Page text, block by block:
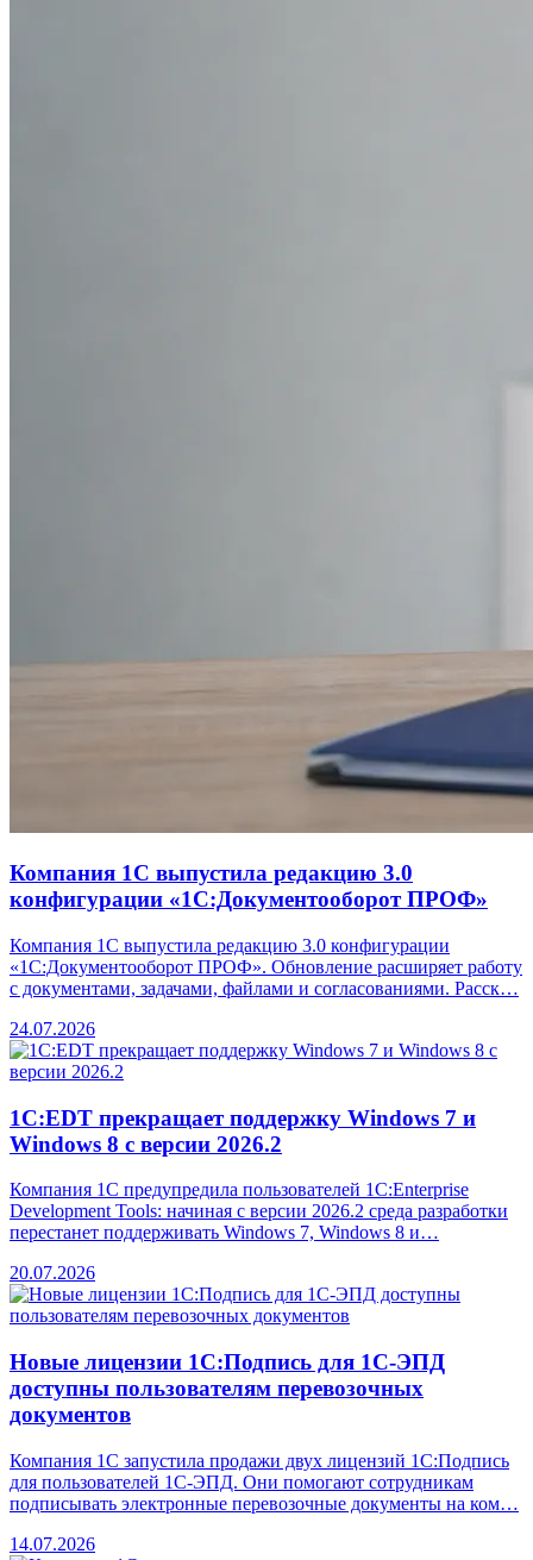
Компания 1С выпустила редакцию 3.0
конфигурации «1С:Документооборот ПРОФ»
Компания 1С выпустила редакцию 3.0 конфигурации
«1С:Документооборот ПРОФ». Обновление расширяет работу
с документами, задачами, файлами и согласованиями. Расск…
24.07.2026
1С:EDT прекращает поддержку Windows 7 и
Windows 8 с версии 2026.2
Компания 1С предупредила пользователей 1C:Enterprise
Development Tools: начиная с версии 2026.2 среда разработки
перестанет поддерживать Windows 7, Windows 8 и…
20.07.2026
Новые лицензии 1С:Подпись для 1С-ЭПД
доступны пользователям перевозочных
документов
Компания 1С запустила продажи двух лицензий 1С:Подпись
для пользователей 1С-ЭПД. Они помогают сотрудникам
подписывать электронные перевозочные документы на ком…
14.07.2026